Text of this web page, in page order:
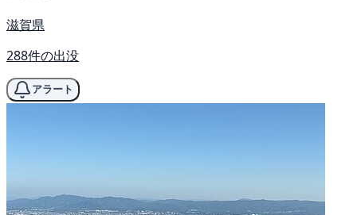
滋賀県
288件の出没
アラート